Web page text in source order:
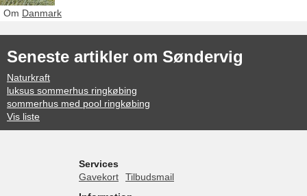
Om Danmark
Seneste artikler om Søndervig
Naturkraft
luksus sommerhus ringkøbing
sommerhus med pool ringkøbing
Vis liste
Services
Gavekort
Tilbudsmail